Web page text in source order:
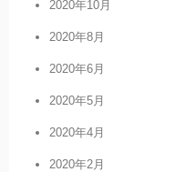
2020年10月
2020年8月
2020年6月
2020年5月
2020年4月
2020年2月